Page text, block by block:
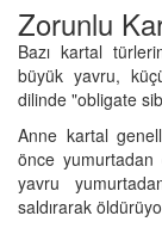
Zorunlu
Bazı kartal
büyük yavru,
dilinde "obligate
Anne kartal
önce yumurtadan
yavru
saldırarak